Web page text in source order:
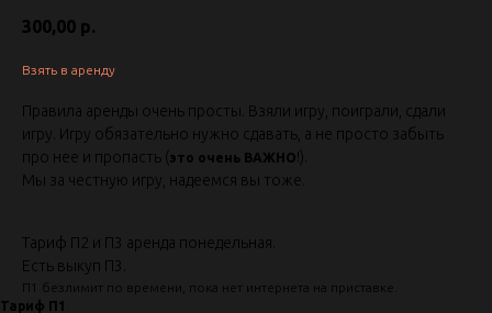
300,00 р.
Взять в аренду
Правила аренды очень просты. Взяли игру, поиграли, сдали
игру. Игру обязательно нужно сдавать, а не просто забыть
про нее и пропасть (это очень ВАЖНО!).
Мы за честную игру, надеемся вы тоже.
Тариф П2 и П3 аренда понедельная.
Есть выкуп П3.
П1 безлимит по времени, пока нет интернета на приставке.
Тариф П1